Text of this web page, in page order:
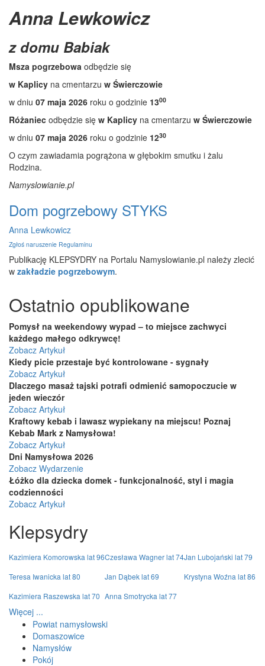
Anna Lewkowicz
z domu Babiak
Msza pogrzebowa odbędzie się
w Kaplicy na cmentarzu w Świerczowie
w dniu 07 maja 2026 roku o godzinie 1300
Różaniec odbędzie się w Kaplicy na cmentarzu w Świerczowie
w dniu 07 maja 2026 roku o godzinie 1230
O czym zawiadamia pogrążona w głębokim smutku i żalu
Rodzina.
Namyslowianie.pl
Dom pogrzebowy STYKS
Anna Lewkowicz
Zgłoś naruszenie Regulaminu
Publikację KLEPSYDRY na Portalu Namyslowianie.pl należy zlecić
w zakładzie pogrzebowym.
Ostatnio opublikowane
Pomysł na weekendowy wypad – to miejsce zachwyci
każdego małego odkrywcę!
Zobacz Artykuł
Kiedy picie przestaje być kontrolowane - sygnały
Zobacz Artykuł
Dlaczego masaż tajski potrafi odmienić samopoczucie w
jeden wieczór
Zobacz Artykuł
Kraftowy kebab i lawasz wypiekany na miejscu! Poznaj
Kebab Mark z Namysłowa!
Zobacz Artykuł
Dni Namysłowa 2026
Zobacz Wydarzenie
Łóżko dla dziecka domek - funkcjonalność, styl i magia
codzienności
Zobacz Artykuł
Klepsydry
Kazimiera Komorowska lat 96Czesława Wagner lat 74Jan Lubojański lat 79
Teresa Iwanicka lat 80
Jan Dąbek lat 69
Krystyna Woźna lat 86
Kazimiera Raszewska lat 70 Anna Smotrycka lat 77
Więcej ...
Powiat namysłowski
Domaszowice
Namysłów
Pokój